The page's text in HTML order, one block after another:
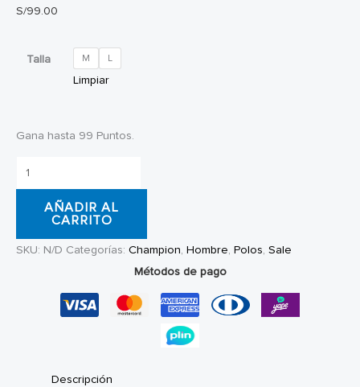
S/99.00
Talla M L
Limpiar
Gana hasta 99 Puntos.
Polo
Champion
Classic
Tee
AÑADIR AL
CARRITO
SKU: N/D Categorías: Champion, Hombre, Polos, Sale
Métodos de pago
Descripción